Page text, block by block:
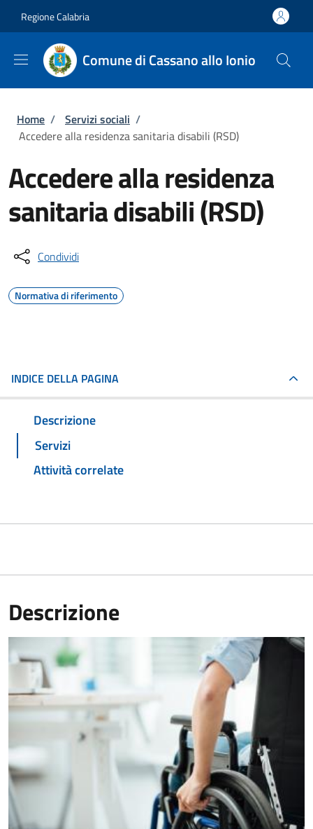
Regione Calabria
Comune di Cassano allo Ionio
Briciole di pane
Home / Servizi sociali /
Accedere alla residenza sanitaria disabili (RSD)
Accedere alla residenza
sanitaria disabili (RSD)
Condividi
Normativa di riferimento
INDICE DELLA PAGINA
Descrizione
Servizi
Attività correlate
Descrizione